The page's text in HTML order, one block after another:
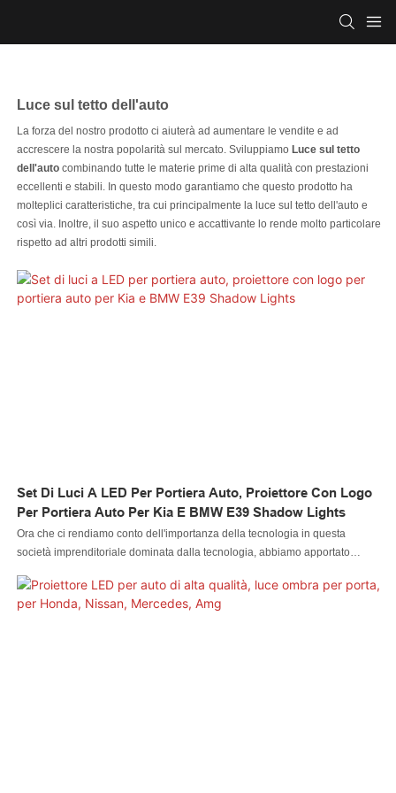
Luce sul tetto dell'auto
La forza del nostro prodotto ci aiuterà ad aumentare le vendite e ad
accrescere la nostra popolarità sul mercato. SviluppiamoLuce sul tetto
dell'autocombinando tutte le materie prime di alta qualità con prestazioni
eccellenti e stabili. In questo modo garantiamo che questo prodotto ha
molteplici caratteristiche, tra cui principalmente la luce sul tetto dell'auto e
così via. Inoltre, il suo aspetto unico e accattivante lo rende molto particolare
rispetto ad altri prodotti simili.
Set Di Luci A LED Per Portiera Auto, Proiettore Con Logo
Per Portiera Auto Per Kia E BMW E39 Shadow Lights
Ora che ci rendiamo conto dell'importanza della tecnologia in questa
società imprenditoriale dominata dalla tecnologia, abbiamo apportato
nostra azienda vengono ora applicate tecnologie avanzate nel processo di
produzione. Grazie a questi comprovati vantaggi, il set di luci per portiera